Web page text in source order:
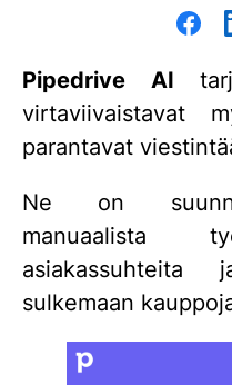
Pipedrive AI
virtaviivaistavat
parantavat
Ne on
manuaalista
asiakassuhteita
sulkemaan